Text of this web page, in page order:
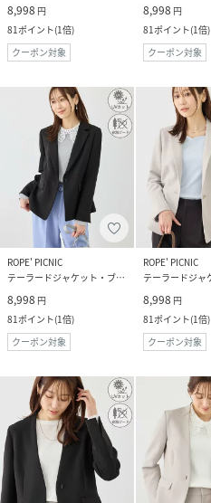
8,998 円
81ポイント(1倍)
クーポン対象
8,998 円
81ポイント(1倍)
クーポン対象
ROPE' PICNIC
テーラードジャケット・ブレザー
8,998 円
81ポイント(1倍)
クーポン対象
ROPE' PICNIC
8,998 円
81ポイント(1倍)
クーポン対象